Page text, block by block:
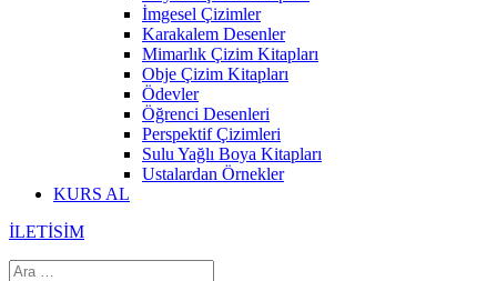
İmgesel Çizimler
Karakalem Desenler
Mimarlık Çizim Kitapları
Obje Çizim Kitapları
Ödevler
Öğrenci Desenleri
Perspektif Çizimleri
Sulu Yağlı Boya Kitapları
Ustalardan Örnekler
KURS AL
İLETİSİM